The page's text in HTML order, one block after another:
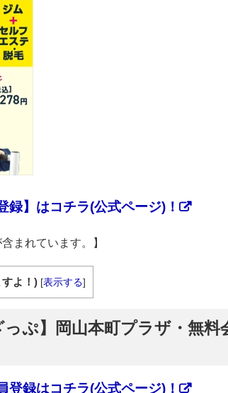
録】はコチラ(公式ページ)！
まれています。】
よ！) [表示する]
ぷ】岡山本町プラザ・無料
登録はコチラ(公式ページ)！